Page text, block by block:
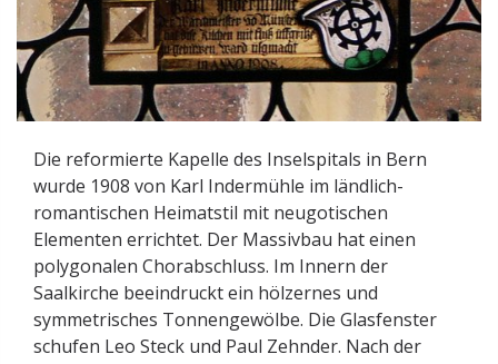
Die reformierte Kapelle des Inselspitals in Bern
wurde 1908 von Karl Indermühle im ländlich-
romantischen Heimatstil mit neugotischen
Elementen errichtet. Der Massivbau hat einen
polygonalen Chorabschluss. Im Innern der
Saalkirche beeindruckt ein hölzernes und
symmetrisches Tonnengewölbe. Die Glasfenster
schufen Leo Steck und Paul Zehnder. Nach der